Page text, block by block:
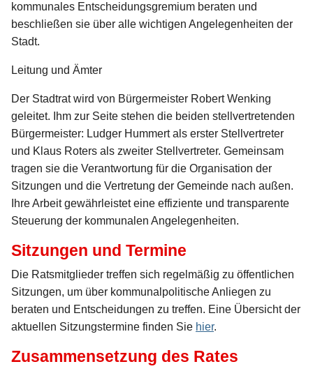
kommunales Entscheidungsgremium beraten und
beschließen sie über alle wichtigen Angelegenheiten der
Stadt.
Leitung und Ämter
Der Stadtrat wird von Bürgermeister Robert Wenking
geleitet. Ihm zur Seite stehen die beiden stellvertretenden
Bürgermeister: Ludger Hummert als erster Stellvertreter
und Klaus Roters als zweiter Stellvertreter. Gemeinsam
tragen sie die Verantwortung für die Organisation der
Sitzungen und die Vertretung der Gemeinde nach außen.
Ihre Arbeit gewährleistet eine effiziente und transparente
Steuerung der kommunalen Angelegenheiten.
Sitzungen und Termine
Die Ratsmitglieder treffen sich regelmäßig zu öffentlichen
Sitzungen, um über kommunalpolitische Anliegen zu
beraten und Entscheidungen zu treffen. Eine Übersicht der
aktuellen Sitzungstermine finden Sie hier.
Zusammensetzung des Rates